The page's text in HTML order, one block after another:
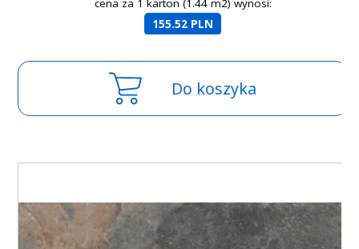
cena za 1 karton (1.44 m2) wynosi:
155.52 PLN
Do koszyka